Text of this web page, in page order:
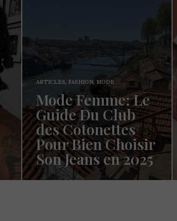
ARTICLES, BEAUTÉ,
SECRETS DE FEMMES
Et si nous
parlions de la
toilette intime?
Hello les Cotonettes!!! Cela fait un